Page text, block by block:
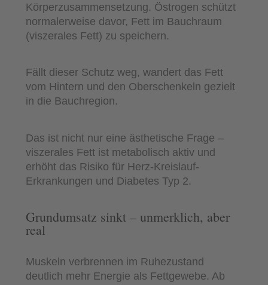
Körperzusammensetzung. Östrogen schützt
normalerweise davor, Fett im Bauchraum
(viszerales Fett) zu speichern.
Fällt dieser Schutz weg, wandert das Fett
vom Hintern und den Oberschenkeln gezielt
in die Bauchregion.
Das ist nicht nur eine ästhetische Frage –
viszerales Fett ist metabolisch aktiv und
erhöht das Risiko für Herz-Kreislauf-
Erkrankungen und Diabetes Typ 2.
Grundumsatz sinkt – unmerklich, aber
real
Muskeln verbrennen im Ruhezustand
deutlich mehr Energie als Fettgewebe. Ab